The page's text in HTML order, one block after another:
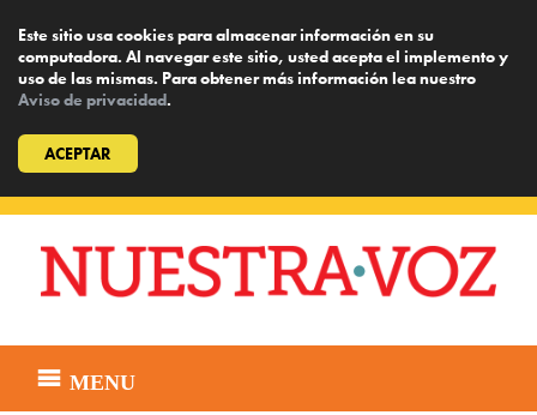
Este sitio usa cookies para almacenar información en su
computadora. Al navegar este sitio, usted acepta el implemento y
uso de las mismas. Para obtener más información lea nuestro
Aviso de privacidad.
ACEPTAR
content
MENU